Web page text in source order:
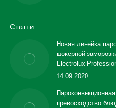
Статьи
Новая линейка
шокерной
Electrolux
14.09.2020
превосходство